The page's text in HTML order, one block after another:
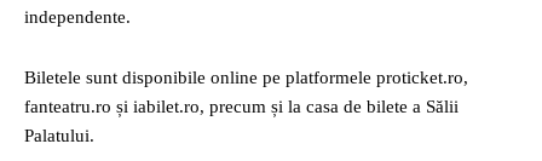
independente.
Biletele sunt disponibile online pe platformele proticket.ro,
fanteatru.ro și iabilet.ro, precum și la casa de bilete a Sălii
Palatului.